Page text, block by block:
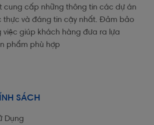
cung cấp những thông tin các dự án
thực và đáng tin cậy nhất. Đảm bảo
việc giúp khách hàng đưa ra lựa
phẩm phù hợp
SÁCH
Dụng